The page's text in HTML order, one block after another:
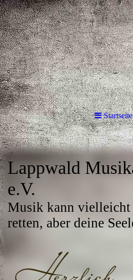
Startseite
Lappwald
e.V.
Musik kann
retten, aber deine